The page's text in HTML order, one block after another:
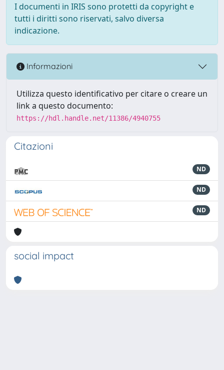
I documenti in IRIS sono protetti da copyright e
tutti i diritti sono riservati, salvo diversa
indicazione.
Informazioni
Utilizza questo identificativo per citare o creare un
link a questo documento:
https://hdl.handle.net/11386/4940755
Citazioni
ND
ND
ND
social impact